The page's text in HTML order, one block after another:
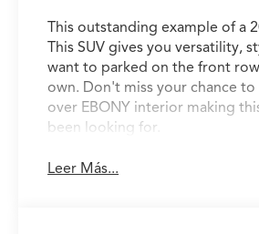
This outstanding example of a
This SUV gives you versatility,
want to parked on the front
own. Don't miss your chance
over EBONY interior making
been looking for.
Leer Más...